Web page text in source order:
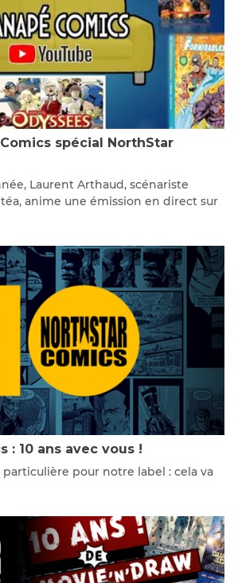
spécial NorthStar
Laurent Arthaud, scénariste
anime une émission en direct sur
: 10 ans avec vous !
pour notre label : cela va